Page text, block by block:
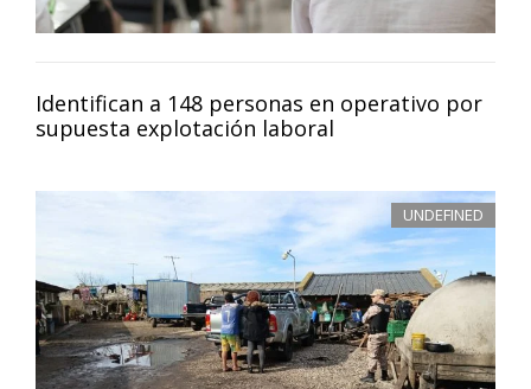
Identifican a 148 personas en operativo por
supuesta explotación laboral
UNDEFINED